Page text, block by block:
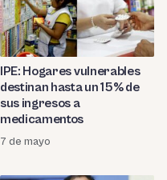
IPE: Hogares vulnerables
destinan hasta un 15% de
sus ingresos a
medicamentos
7 de mayo